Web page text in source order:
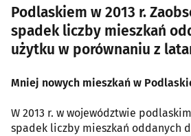
Podlaskiem w 2013 r.
spadek liczby mieszkań
użytku w porównaniu z
Mniej nowych mieszkań w
W 2013 r. w województwie
spadek liczby mieszkań oddanych